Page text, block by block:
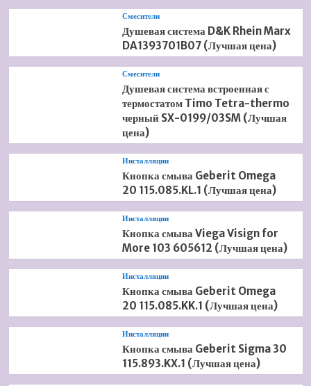
Смесители
Душевая система D&K Rhein Marx
DA1393701B07 (Лучшая цена)
Смесители
Душевая система встроенная с
термостатом Timo Tetra-thermo
черный SX-0199/03SM (Лучшая
цена)
Инсталляции
Кнопка смыва Geberit Omega
20 115.085.KL.1 (Лучшая цена)
Инсталляции
Кнопка смыва Viega Visign for
More 103 605612 (Лучшая цена)
Инсталляции
Кнопка смыва Geberit Omega
20 115.085.KK.1 (Лучшая цена)
Инсталляции
Кнопка смыва Geberit Sigma 30
115.893.KX.1 (Лучшая цена)